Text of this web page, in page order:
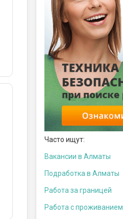
Часто ищут:
Вакансии в Алматы
Подработка в Алматы
Работа за границей
Работа с проживанием